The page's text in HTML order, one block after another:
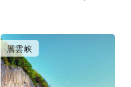
層雲峡